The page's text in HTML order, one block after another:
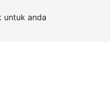
anda